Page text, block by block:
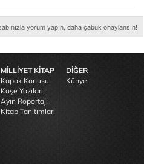
MİLLİYET KİTAP
Kapak Konusu
Köşe Yazıları
Ayın Röportajı
Kitap Tanıtımları
DİĞER
Künye